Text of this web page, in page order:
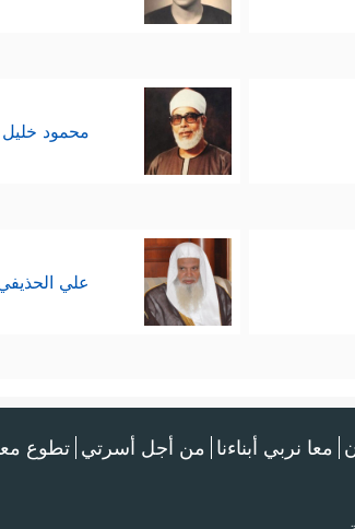
محمود
علي
معا نربي أبناءنا من أجل أسرتي تطوع